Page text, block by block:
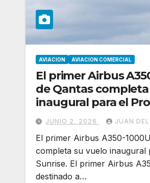
AVIACION AVIACION COMERCIAL
El primer Airbus
de Qantas
inaugural para el
Sunrise
JUNIO 2, 2026 JUAN
El primer Airbus A350-
completa su vuelo inaugural
Sunrise. El primer Airbus
destinado a…